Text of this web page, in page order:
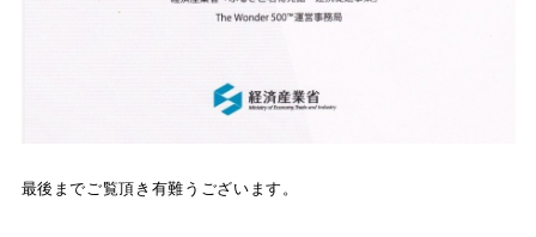
最後までご覧頂き有難うございます。